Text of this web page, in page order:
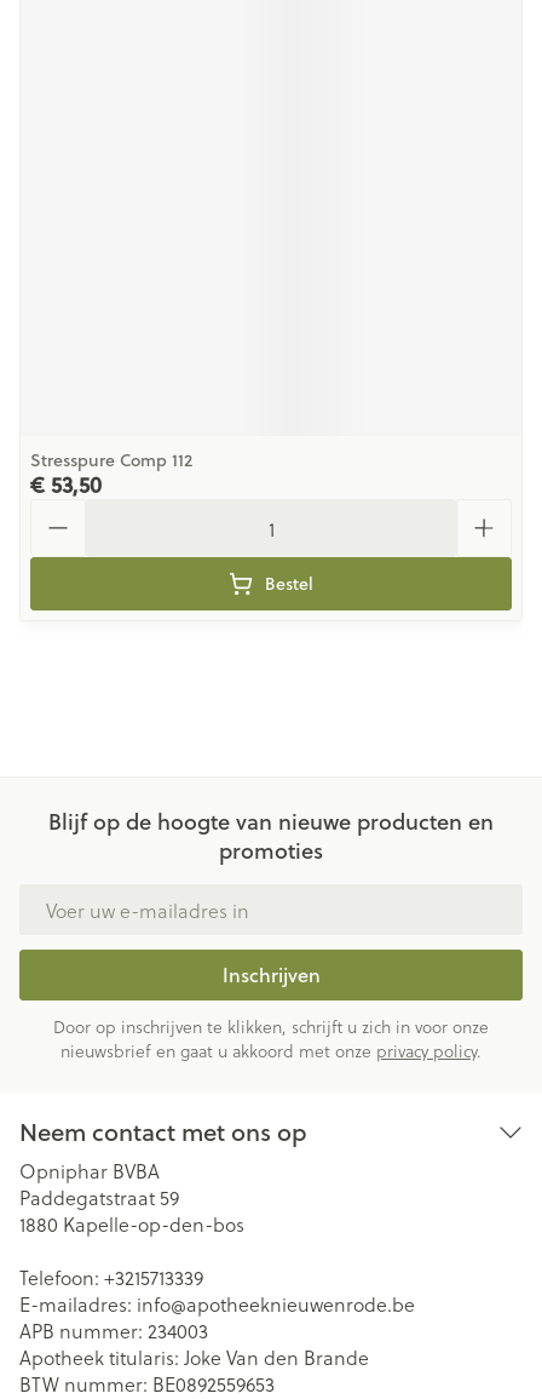
Stresspure Comp 112
€ 53,50
Bestel
Blijf op de hoogte van nieuwe producten en
promoties
Inschrijven
Door op inschrijven te klikken, schrijft u zich in voor onze
nieuwsbrief en gaat u akkoord met onze privacy policy.
Neem contact met ons op
Opniphar BVBA
Paddegatstraat 59
1880 Kapelle-op-den-bos
Telefoon: +3215713339
E-mailadres: info@apotheeknieuwenrode.be
APB nummer: 234003
Apotheek titularis: Joke Van den Brande
BTW nummer: BE0892559653